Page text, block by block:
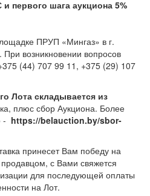
и первого шага аукциона 5%
ПРУП «Мингаз» в г.
возникновении вопросов
(44) 707 99 11, +375 (29) 107
Лота складывается из
плюс сбор Аукциона. Более
- https://belauction.by/sbor-
принесет Вам победу на
с Вами свяжется
для последующей оплаты
на Лот.